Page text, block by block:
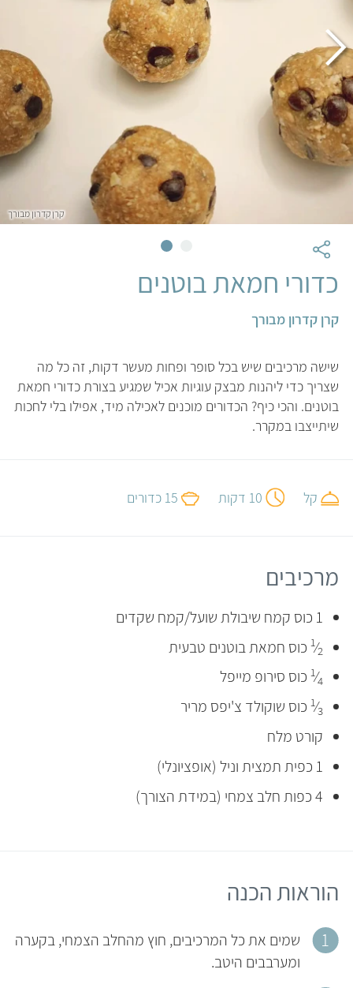
קרן קדרון מבורך
כדורי חמאת בוטנים
קרן קדרון מבורך
שישה מרכיבים שיש בכל סופר ופחות מעשר דקות, זה כל מה
שצריך כדי ליהנות מבצק עוגיות אכיל שמגיע בצורת כדורי חמאת
בוטנים. והכי כיף? הכדורים מוכנים לאכילה מיד, אפילו בלי לחכות
שיתייצבו במקרר.
קל 10 דקות 15 כדורים
מרכיבים
1 כוס קמח שיבולת שועל/קמח שקדים
1⁄2 כוס חמאת בוטנים טבעית
1⁄4 כוס סירופ מייפל
1⁄3 כוס שוקולד צ'יפס מריר
קורט מלח
1 כפית תמצית וניל (אופציונלי)
4 כפות חלב צמחי (במידת הצורך)
הוראות הכנה
שמים את כל המרכיבים, חוץ מהחלב הצמחי, בקערה
ומערבבים היטב.